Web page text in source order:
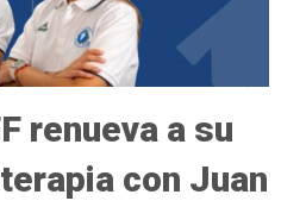
renueva a su
con Juan